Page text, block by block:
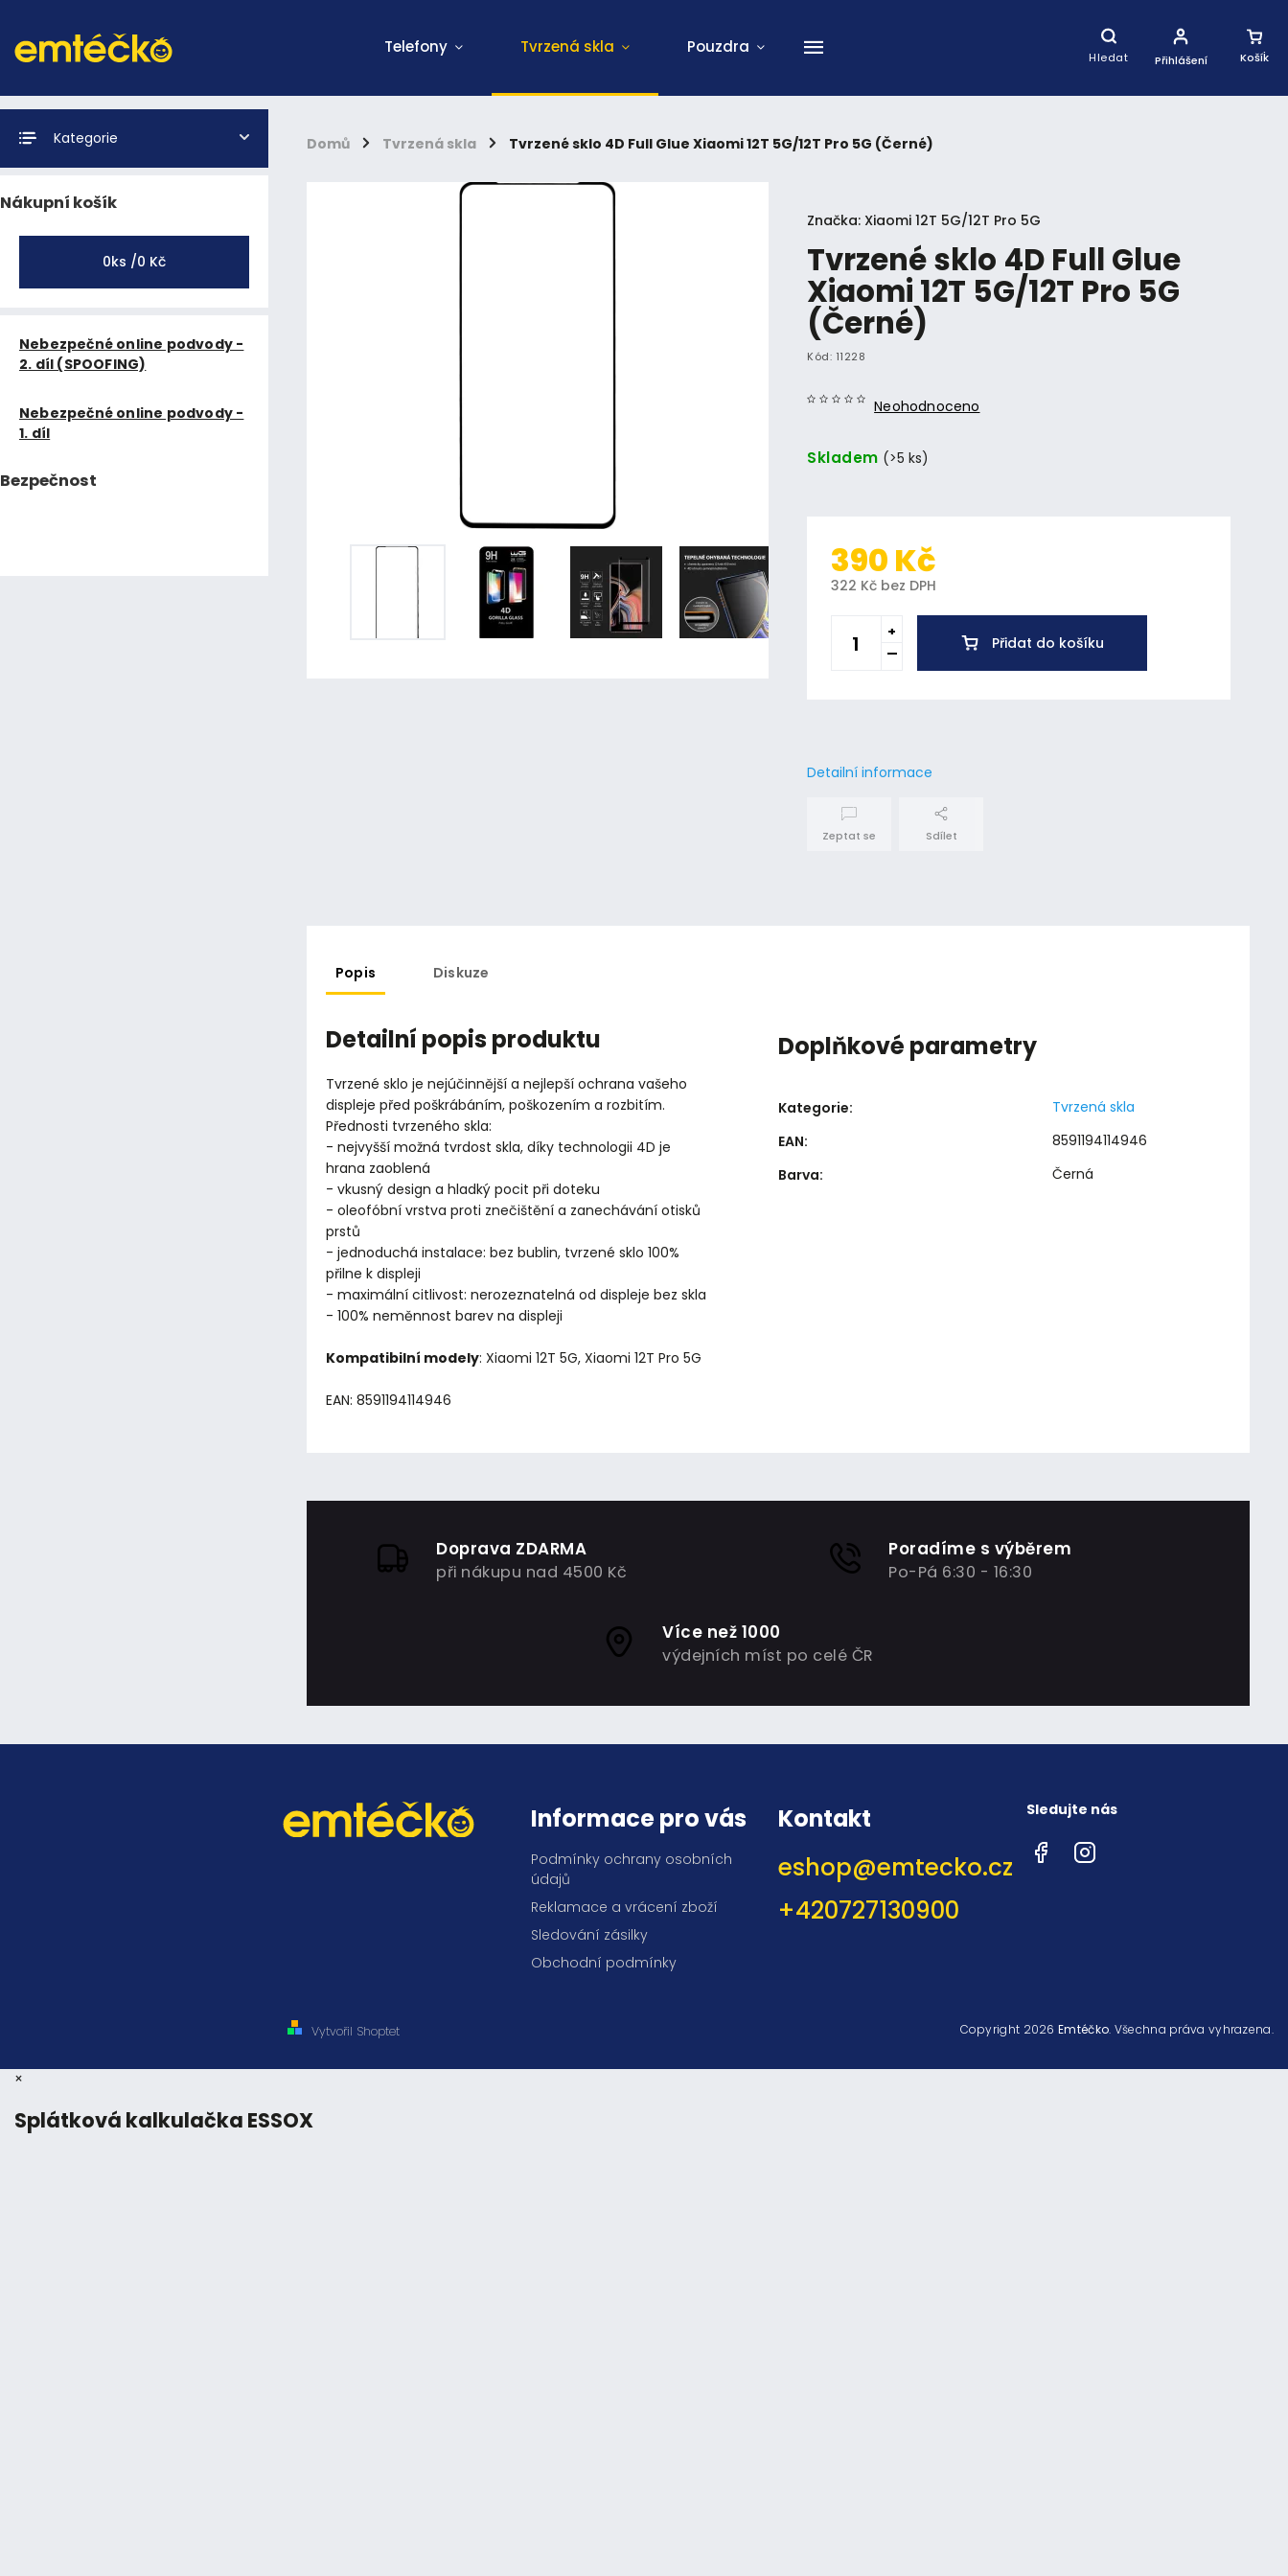
Hledat
Nákupní
Košík
Přihlášení
Telefony Tvrzená skla Pouzdra
Domů / Tvrzená skla / Tvrzené sklo 4D Full Glue Xiaomi 12T 5G/12T Pro 5G (Černé)
Kategorie
Nákupní košík
0ks /0 Kč
Nebezpečné online podvody -
2. díl (SPOOFING)
Nebezpečné online podvody -
1. díl
Bezpečnost
Tvrzené sklo 4D Full Glue
Xiaomi 12T 5G/12T Pro 5G
(Černé)
Kód: 11228
Neohodnoceno
Značka: Xiaomi 12T 5G/12T Pro 5G
Skladem (>5 ks)
390 Kč
322 Kč bez DPH
Přidat do košíku
Detailní informace
Zeptat se Sdílet
Popis Diskuze
Detailní popis produktu
Tvrzené sklo je nejúčinnější a nejlepší ochrana vašeho
displeje před poškrábáním, poškozením a rozbitím.
Přednosti tvrzeného skla:
- nejvyšší možná tvrdost skla, díky technologii 4D je
hrana zaoblená
- vkusný design a hladký pocit při doteku
- oleofóbní vrstva proti znečištění a zanechávání otisků
prstů
- jednoduchá instalace: bez bublin, tvrzené sklo 100%
přilne k displeji
- maximální citlivost: nerozeznatelná od displeje bez skla
- 100% neměnnost barev na displeji
Kompatibilní modely: Xiaomi 12T 5G, Xiaomi 12T Pro 5G
EAN: 8591194114946
Doplňkové parametry
Kategorie:
Tvrzená skla
EAN:
8591194114946
Barva: Černá
Doprava ZDARMA
při nákupu nad 4500 Kč
Poradíme s výběrem
Po-Pá 6:30 - 16:30
Více než 1000
výdejních míst po celé ČR
Informace pro vás
Podmínky ochrany osobních
údajů
Reklamace a vrácení zboží
Sledování zásilky
Obchodní podmínky
Kontakt
eshop@emtecko.cz
+420727130900
Sledujte nás
FacebookInstagram
Vytvořil Shoptet Copyright 2026Emtéčko. Všechna práva vyhrazena.
×
Splátková kalkulačka ESSOX